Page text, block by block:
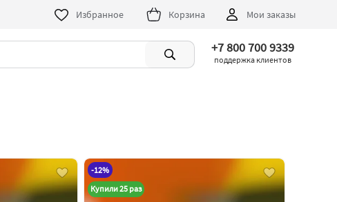
Избранное Корзина Мои заказы
+7 800 700 9339
поддержка клиентов
-12%
Купили 25 раз